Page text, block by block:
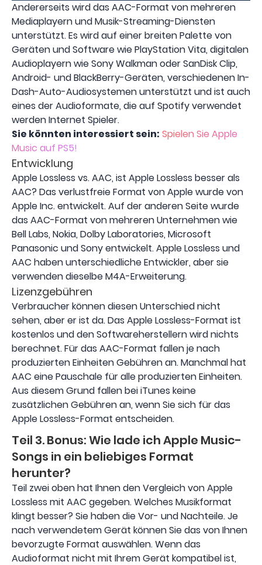
Andererseits wird das AAC-Format von mehreren
Mediaplayern und Musik-Streaming-Diensten
unterstützt. Es wird auf einer breiten Palette von
Geräten und Software wie PlayStation Vita, digitalen
Audioplayern wie Sony Walkman oder SanDisk Clip,
Android- und BlackBerry-Geräten, verschiedenen In-
Dash-Auto-Audiosystemen unterstützt und ist auch
eines der Audioformate, die auf Spotify verwendet
werden Internet Spieler.
Sie könnten interessiert sein: Spielen Sie Apple
Music auf PS5!
Entwicklung
Apple Lossless vs. AAC, ist Apple Lossless besser als
AAC? Das verlustfreie Format von Apple wurde von
Apple Inc. entwickelt. Auf der anderen Seite wurde
das AAC-Format von mehreren Unternehmen wie
Bell Labs, Nokia, Dolby Laboratories, Microsoft
Panasonic und Sony entwickelt. Apple Lossless und
AAC haben unterschiedliche Entwickler, aber sie
verwenden dieselbe M4A-Erweiterung.
Lizenzgebühren
Verbraucher können diesen Unterschied nicht
sehen, aber er ist da. Das Apple Lossless-Format ist
kostenlos und den Softwareherstellern wird nichts
berechnet. Für das AAC-Format fallen je nach
produzierten Einheiten Gebühren an. Manchmal hat
AAC eine Pauschale für alle produzierten Einheiten.
Aus diesem Grund fallen bei iTunes keine
zusätzlichen Gebühren an, wenn Sie sich für das
Apple Lossless-Format entscheiden.
Teil 3. Bonus: Wie lade ich Apple Music-
Songs in ein beliebiges Format
herunter?
Teil zwei oben hat Ihnen den Vergleich von Apple
Lossless mit AAC gegeben. Welches Musikformat
klingt besser? Sie haben die Vor- und Nachteile. Je
nach verwendetem Gerät können Sie das von Ihnen
bevorzugte Format auswählen. Wenn das
Audioformat nicht mit Ihrem Gerät kompatibel ist,